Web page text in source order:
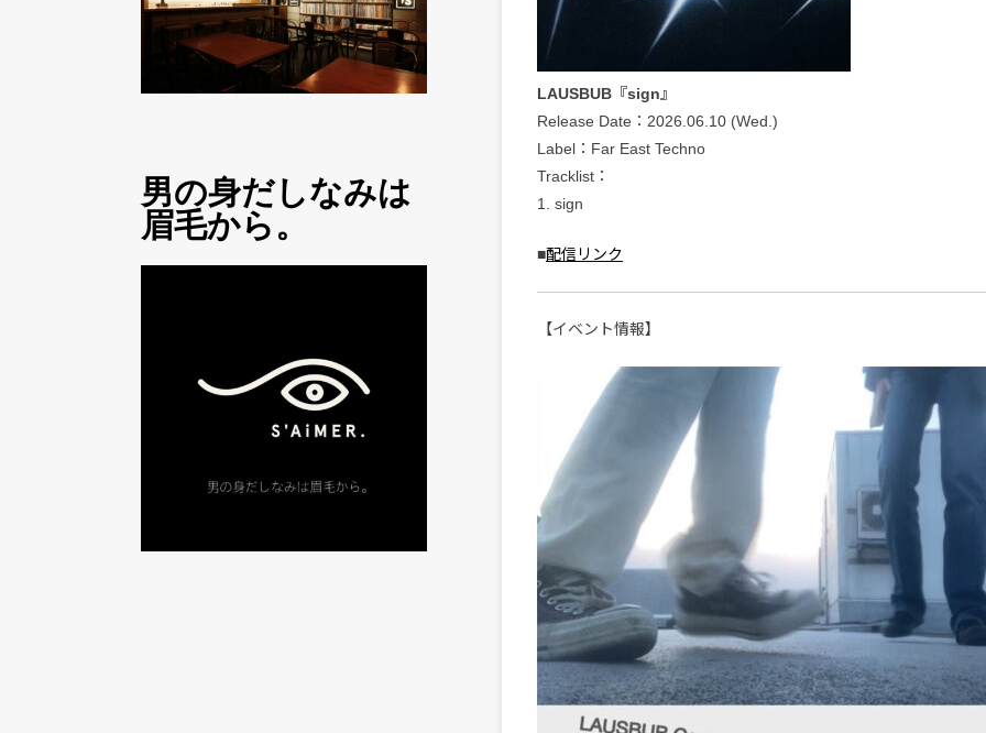
男の身だしなみは
眉毛から。
LAUSBUB『sign』
Release Date：2026.06.10 (Wed.)
Label：Far East Techno
Tracklist：
1. sign
■配信リンク
【イベント情報】